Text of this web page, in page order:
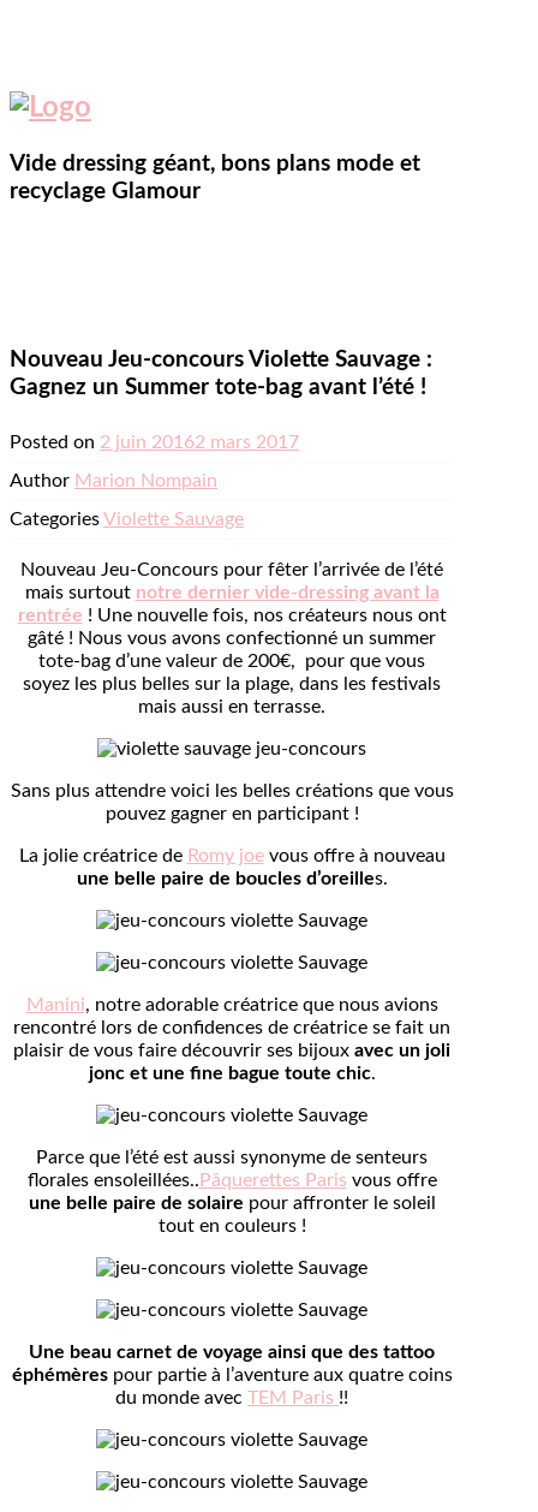
Vide dressing géant, bons plans mode et
recyclage Glamour
Nouveau Jeu-concours Violette Sauvage :
Gagnez un Summer tote-bag avant l’été !
Posted on 2 juin 20162 mars 2017
Author Marion Nompain
CategoriesViolette Sauvage
Nouveau Jeu-Concours pour fêter l’arrivée de l’été
mais surtout notre dernier vide-dressing avant la
rentrée ! Une nouvelle fois, nos créateurs nous ont
gâté ! Nous vous avons confectionné un summer
tote-bag d’une valeur de 200€, pour que vous
soyez les plus belles sur la plage, dans les festivals
mais aussi en terrasse.
Sans plus attendre voici les belles créations que vous
pouvez gagner en participant !
La jolie créatrice de Romy joevous offre à nouveau
une belle paire de boucles d’oreilles.
Manini, notre adorable créatrice que nous avions
rencontré lors de confidences de créatrice se fait un
plaisir de vous faire découvrir ses bijoux avec un joli
jonc et une fine bague toute chic.
Parce que l’été est aussi synonyme de senteurs
florales ensoleillées.. Pâquerettes Paris vous offre
une belle paire de solaire pour affronter le soleil
tout en couleurs !
Une beau carnet de voyage ainsi que des tattoo
éphémèrespour partie à l’aventure aux quatre coins
du monde avec TEM Paris !!